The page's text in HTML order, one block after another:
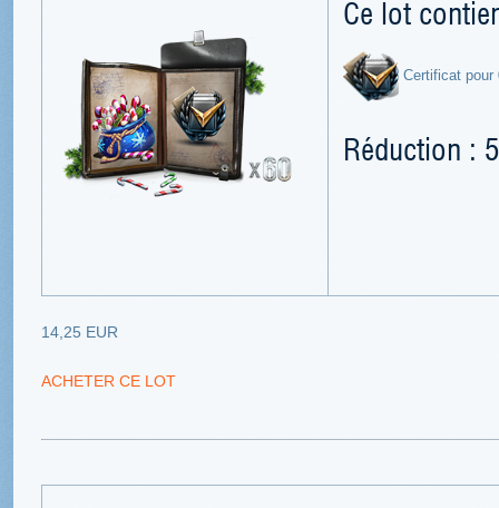
Ce lot
Certificat pour
Réduction :
14,25 EUR
ACHETER CE LOT